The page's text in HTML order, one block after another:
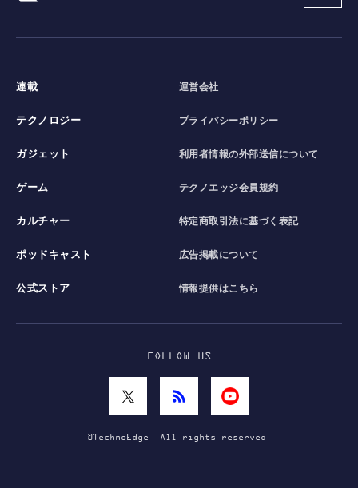
連載
テクノロジー
ガジェット
ゲーム
カルチャー
ポッドキャスト
公式ストア
運営会社
プライバシーポリシー
利用者情報の外部送信について
テクノエッジ会員規約
特定商取引法に基づく表記
広告掲載について
情報提供はこちら
FOLLOW US
©TechnoEdge. All rights reserved.